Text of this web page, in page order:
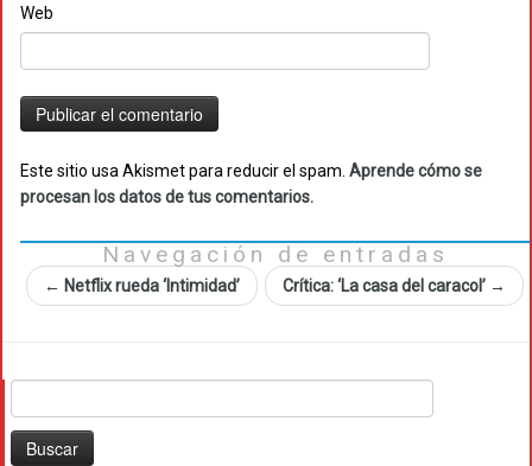
Web
Este sitio usa Akismet para reducir el spam. Aprende cómo se
procesan los datos de tus comentarios.
Navegación de entradas
← Netflix rueda ‘Intimidad’ Crítica: ‘La casa del caracol’ →